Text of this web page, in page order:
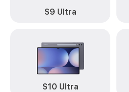
S9 Ultra
S10 Ultra